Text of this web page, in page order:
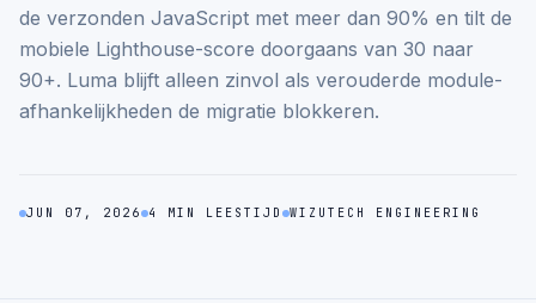
de verzonden JavaScript met meer dan 90% en tilt de
mobiele Lighthouse-score doorgaans van 30 naar
90+. Luma blijft alleen zinvol als verouderde module-
afhankelijkheden de migratie blokkeren.
JUN 07, 2026 4 MIN LEESTIJD WIZUTECH ENGINEERING